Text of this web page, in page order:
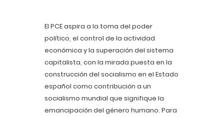
El PCE aspira a la toma del poder
político, el control de la actividad
económica y la superación del sistema
capitalista, con la mirada puesta en la
construcción del socialismo en el Estado
español como contribución a un
socialismo mundial que signifique la
emancipación del género humano. Para